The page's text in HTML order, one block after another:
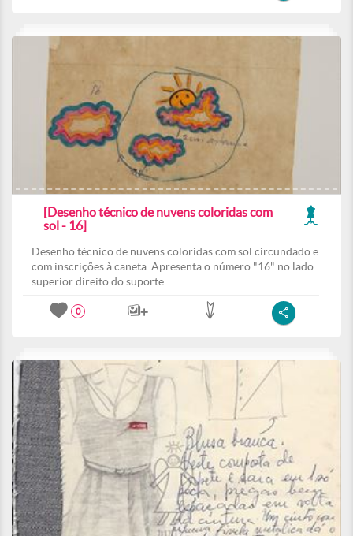
[Desenho técnico de nuvens coloridas com
sol - 16]
Desenho técnico de nuvens coloridas com sol circundado e
com inscrições à caneta. Apresenta o número "16" no lado
superior direito do suporte.
0